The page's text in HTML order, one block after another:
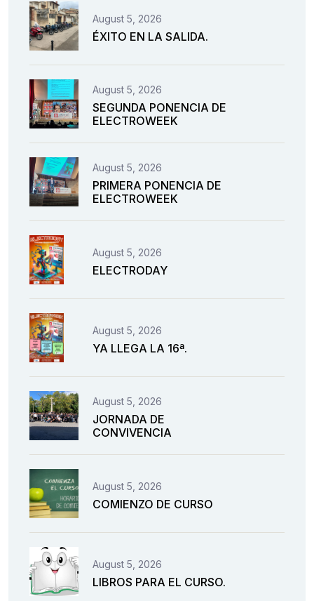
August 5, 2026
ÉXITO EN LA SALIDA.
August 5, 2026
SEGUNDA PONENCIA DE
ELECTROWEEK
August 5, 2026
PRIMERA PONENCIA DE
ELECTROWEEK
August 5, 2026
ELECTRODAY
August 5, 2026
YA LLEGA LA 16ª.
August 5, 2026
JORNADA DE
CONVIVENCIA
August 5, 2026
COMIENZO DE CURSO
August 5, 2026
LIBROS PARA EL CURSO.